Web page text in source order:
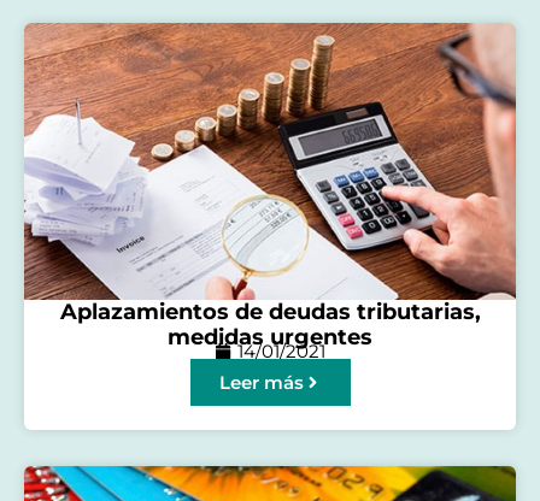
Aplazamientos de deudas tributarias,
medidas urgentes
14/01/2021
Leer más